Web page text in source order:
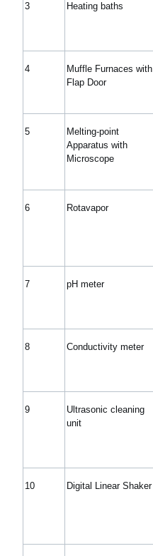
3 Heating baths
4
Muffle Furnaces with
Flap Door
5
Melting-point
Apparatus with
Microscope
6 Rotavapor
7 pH meter
8 Conductivity meter
9
Ultrasonic cleaning
unit
10 Digital Linear Shaker